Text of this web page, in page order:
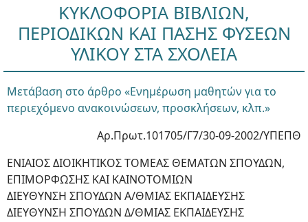
ΚΥΚΛΟΦΟΡΙΑ ΒΙΒΛΙΩΝ,
ΠΕΡΙΟΔΙΚΩΝ ΚΑΙ ΠΑΣΗΣ ΦΥΣΕΩΝ
ΥΛΙΚΟΥ ΣΤΑ ΣΧΟΛΕΙΑ
Μετάβαση στο άρθρο «Ενημέρωση μαθητών για το
περιεχόμενο ανακοινώσεων, προσκλήσεων, κλπ.»
Αρ.Πρωτ.101705/Γ7/30-09-2002/ΥΠΕΠΘ
ΕΝΙΑΙΟΣ ΔΙΟΙΚΗΤΙΚΟΣ ΤΟΜΕΑΣ ΘΕΜΑΤΩΝ ΣΠΟΥΔΩΝ,
ΕΠΙΜΟΡΦΩΣΗΣ ΚΑΙ ΚΑΙΝΟΤΟΜΙΩΝ
ΔΙΕΥΘΥΝΣΗ ΣΠΟΥΔΩΝ Α/ΘΜΙΑΣ ΕΚΠΑΙΔΕΥΣΗΣ
ΔΙΕΥΘΥΝΣΗ ΣΠΟΥΔΩΝ Δ/ΘΜΙΑΣ ΕΚΠΑΙΔΕΥΣΗΣ